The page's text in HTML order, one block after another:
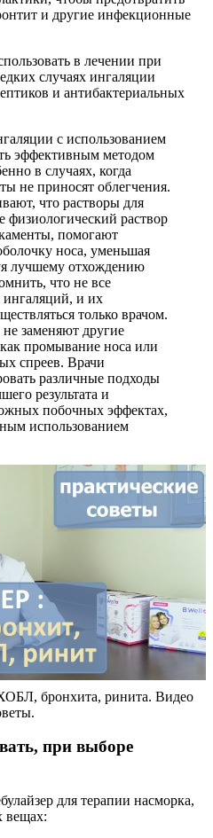
и другие инфекционные
в лечении при
случаях ингаляции
и антибактериальных
с использованием
эффективным методом
в случаях, когда
не приносят облегчения.
что растворы для
раствор
помогают
носа, уменьшая
лучшему отхождению
что не все
ингаляций, и их
только врачом.
заменяют другие
промывание носа или
спреев. Врачи
различные подходы
результата и
побочных эффектах,
использованием
бронхита, ринита. Видео
при выборе
для терапии насморка,
вещах: